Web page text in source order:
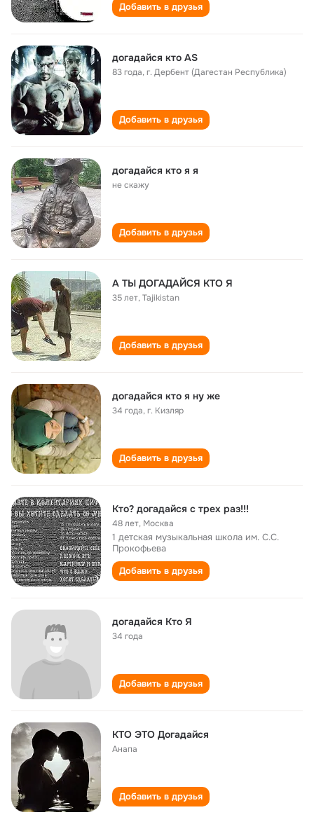
Добавить в друзья
догадайся кто AS
83 года,г. Дербент (Дагестан Республика)
Добавить в друзья
догадайся кто я я
не скажу
Добавить в друзья
А ТЫ ДОГАДАЙСЯ КТО Я
35 лет,Tajikistan
Добавить в друзья
догадайся кто я ну же
34 года,г. Кизляр
Добавить в друзья
Кто? догадайся с трех раз!!!
48 лет, Москва
1 детская музыкальная школа им. С.С.
Прокофьева
Добавить в друзья
догадайся Кто Я
34 года
Добавить в друзья
КТО ЭТО Догадайся
Анапа
Добавить в друзья